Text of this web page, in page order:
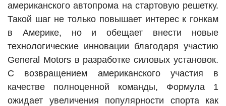
американского автопрома на стартовую решетку.
Такой шаг не только повышает интерес к гонкам
в Америке, но и обещает внести новые
технологические инновации благодаря участию
General Motors в разработке силовых установок.
С возвращением американского участия в
качестве полноценной команды, Формула 1
ожидает увеличения популярности спорта как